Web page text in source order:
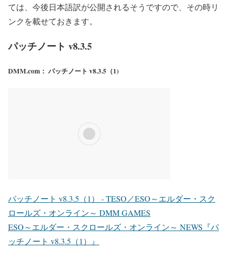
ては、今後日本語訳が公開されるそうですので、その時リ
ンクを載せておきます。
パッチノート v8.3.5
DMM.com： パッチノート v8.3.5（1)
パッチノート v8.3.5（1） - TESO／ESO～エルダー・スク
ロールズ・オンライン～ DMM GAMES
ESO～エルダー・スクロールズ・オンライン～ NEWS『パ
ッチノート v8.3.5（1）』